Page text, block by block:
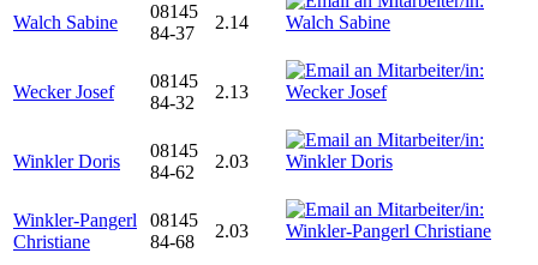
Walch Sabine
08145
84-37
2.14
Wecker Josef
08145
84-32
2.13
Winkler Doris
08145
84-62
2.03
Winkler-Pangerl
Christiane
08145
84-68
2.03